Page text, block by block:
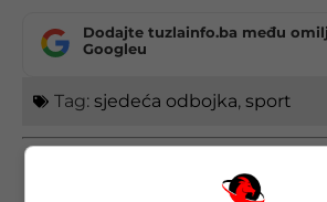
Dodajte tuzlainfo.ba među
Googleu
Tag: sjedeća odbojka, sport